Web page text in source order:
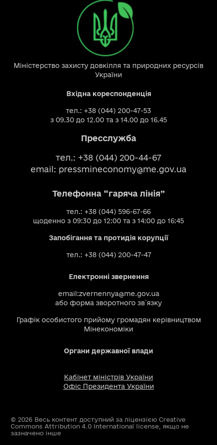
Міністерство захисту довкілля та природних ресурсів
України
Вхідна кореспонденція
тел.: +38 (044) 200-47-53
з 09.30 до 12.00 та з 14.00 до 16.45
Пресслужба
тел.: +38 (044) 200-44-67
email: pressmineconomy@me.gov.ua
Телефонна “гаряча лінія”
тел.: +38 (044) 596-67-66
щоденно з 09:30 до 12:00 та з 14:00 до 16:45
Запобігання та протидія корупції
тел.: +38 (044) 200-47-47
Електронні звернення
email:zvernennya@me.gov.ua
або форма зворотного зв`язку
Графік особистого прийому громадян керівництвом
Мінекономіки
Органи державної влади
Кабінет міністрів України
Офіс Президента України
© 2026 Весь контент доступний за ліцензією Creative
Commons Attribution 4.0 International license, якщо не
зазначено інше